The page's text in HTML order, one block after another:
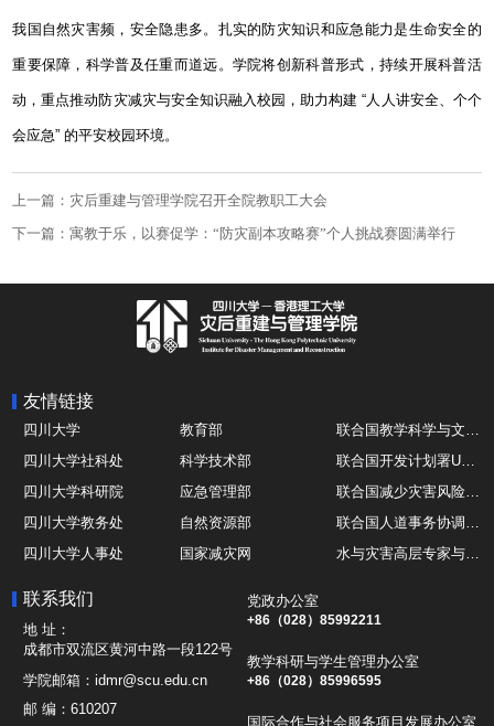
我国自然灾害频，安全隐患多。扎实的防灾知识和应急能力是生命安全的
重要保障，科学普及任重而道远。学院将创新科普形式，持续开展科普活
动，重点推动防灾减灾与安全知识融入校园，助力构建 “人人讲安全、个个
会应急”的平安校园环境。
上一篇：灾后重建与管理学院召开全院教职工大会
下一篇：寓教于乐，以赛促学：“防灾副本攻略赛”个人挑战赛圆满举行
友情链接
四川大学 教育部
四川大学社科处
科学技术部
联合国开发计划署UNDP
四川大学科研院
应急管理部
联合国减少灾害风险办公室UNDRR
四川大学教务处
自然资源部
四川大学人事处
国家减灾网
水与灾害高层专家与领导组 HELP
地震与火山研究室
联系我们
地 址：
成都市双流区黄河中路一段122号
学院邮箱：idmr@scu.edu.cn
邮 编：610207
党政办公室
+86（028）85992211
教学科研与学生管理办公室
+86（028）85996595
国际合作与社会服务项目发展办公室